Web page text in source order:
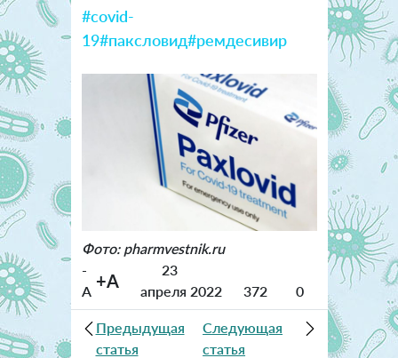
#covid-
19#паксловид#ремдесивир
Фото: pharmvestnik.ru
-
A +A
23
апреля 2022
372 0
Предыдущая
статья
Следующая
статья